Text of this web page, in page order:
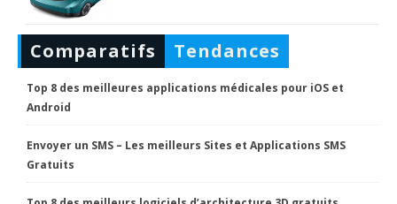
Comparatifs Tendances
Top 8 des meilleures applications médicales pour iOS et
Android
Envoyer un SMS – Les meilleurs Sites et Applications SMS
Gratuits